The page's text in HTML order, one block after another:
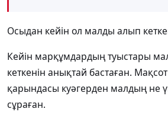
Осыдан кейін ол малды алып
Кейін марқұмдардың туыстары
кеткенін анықтай бастаған.
қарындасы куәгерден малдың не
сұраған.